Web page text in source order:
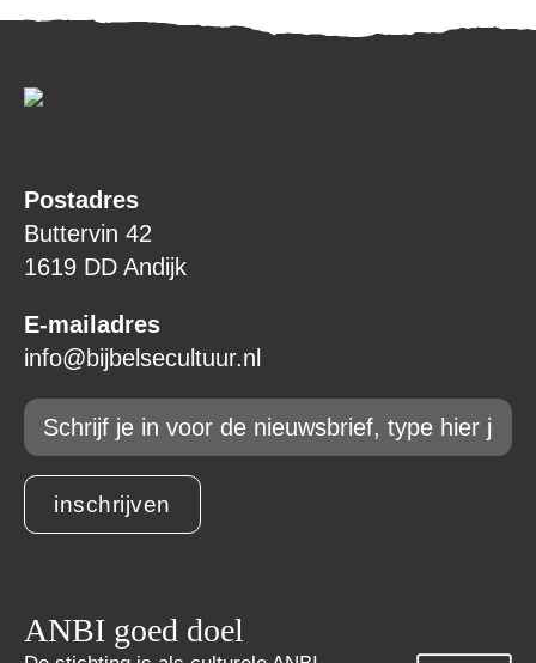
Postadres
Buttervin 42
1619 DD Andijk
E-mailadres
info@bijbelsecultuur.nl
Email
inschrijven
ANBI goed doel